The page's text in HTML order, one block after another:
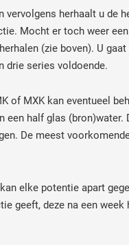
vervolgens herhaalt u de
Mocht er toch weer
(zie boven). U
drie series voldoende.
of MXK kan eventueel
half glas (bron)water.
De meest
elke potentie apart
geeft, deze na een